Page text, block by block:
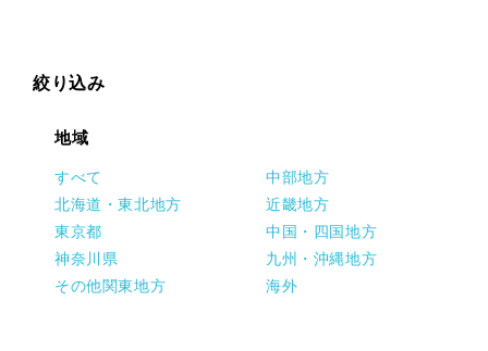
絞り込み
地域
すべて
北海道・東北地方
東京都
神奈川県
その他関東地方
中部地方
近畿地方
中国・四国地方
九州・沖縄地方
海外